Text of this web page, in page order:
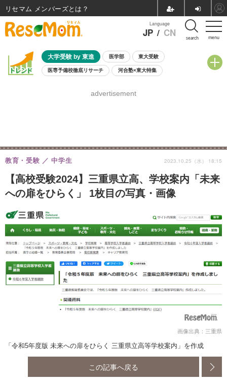
menu
Language
JP / CN search
大学受験 by 東進 医学部 東大受験
医専予備校徹底リサーチ 河合塾×東大特集
8月開催学校説明会・相談会
advertisement
【高校受験2024】三重県立高、学校案内「未来
への扉をひらく」 1枚目の写真・画像
教育・受験 中学生 2023.10.25（水） 18:15
画像出典：三重県
「令和5年度版 未来への扉をひらく 三重県立高等学校案内」を作成
この記事へ戻る
リセマム メンバーズ